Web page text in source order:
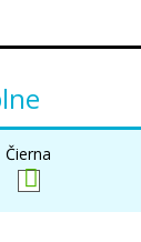
Čierna